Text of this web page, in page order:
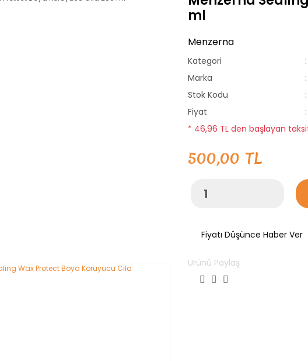
ml
Menzerna
Kategori
Marka
Stok Kodu
Fiyat
* 46,96 TL den başlayan
500,00 TL
Fiyatı Düşünce Haber Ver
Ürünü Paylaş